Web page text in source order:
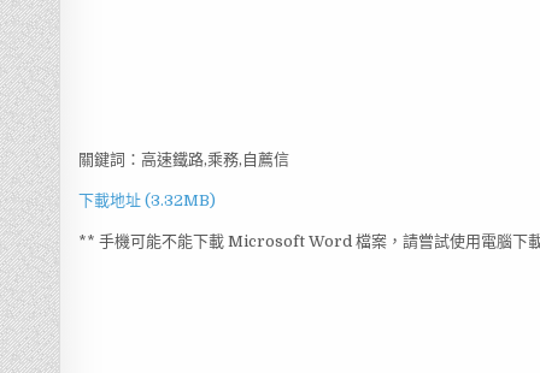
關鍵詞：高速鐵路,乘務,自薦信
下載地址 (3.32MB)
** 手機可能不能下載 Microsoft Word 檔案，請嘗試使用電腦下